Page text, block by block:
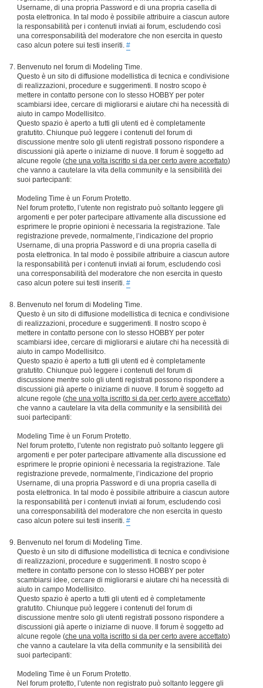
Username, di una propria Password e di una propria casella di
posta elettronica. In tal modo è possibile attribuire a ciascun autore
la responsabilità per i contenuti inviati ai forum, escludendo così
una corresponsabilità del moderatore che non esercita in questo
caso alcun potere sui testi inseriti. #
Benvenuto nel forum di Modeling Time.
Questo è un sito di diffusione modellistica di tecnica e condivisione
di realizzazioni, procedure e suggerimenti. Il nostro scopo è
mettere in contatto persone con lo stesso HOBBY per poter
scambiarsi idee, cercare di migliorarsi e aiutare chi ha necessità di
aiuto in campo Modellisitco.
Questo spazio è aperto a tutti gli utenti ed è completamente
gratutito. Chiunque può leggere i contenuti del forum di
discussione mentre solo gli utenti registrati possono rispondere a
discussioni già aperte o iniziarne di nuove. Il forum è soggetto ad
alcune regole (che una volta iscritto si da per certo avere accettato)
che vanno a cautelare la vita della community e la sensibilità dei
suoi partecipanti:
Modeling Time è un Forum Protetto.
Nel forum protetto, l’utente non registrato può soltanto leggere gli
argomenti e per poter partecipare attivamente alla discussione ed
esprimere le proprie opinioni è necessaria la registrazione. Tale
registrazione prevede, normalmente, l’indicazione del proprio
Username, di una propria Password e di una propria casella di
posta elettronica. In tal modo è possibile attribuire a ciascun autore
la responsabilità per i contenuti inviati ai forum, escludendo così
una corresponsabilità del moderatore che non esercita in questo
caso alcun potere sui testi inseriti. #
Benvenuto nel forum di Modeling Time.
Questo è un sito di diffusione modellistica di tecnica e condivisione
di realizzazioni, procedure e suggerimenti. Il nostro scopo è
mettere in contatto persone con lo stesso HOBBY per poter
scambiarsi idee, cercare di migliorarsi e aiutare chi ha necessità di
aiuto in campo Modellisitco.
Questo spazio è aperto a tutti gli utenti ed è completamente
gratutito. Chiunque può leggere i contenuti del forum di
discussione mentre solo gli utenti registrati possono rispondere a
discussioni già aperte o iniziarne di nuove. Il forum è soggetto ad
alcune regole (che una volta iscritto si da per certo avere accettato)
che vanno a cautelare la vita della community e la sensibilità dei
suoi partecipanti:
Modeling Time è un Forum Protetto.
Nel forum protetto, l’utente non registrato può soltanto leggere gli
argomenti e per poter partecipare attivamente alla discussione ed
esprimere le proprie opinioni è necessaria la registrazione. Tale
registrazione prevede, normalmente, l’indicazione del proprio
Username, di una propria Password e di una propria casella di
posta elettronica. In tal modo è possibile attribuire a ciascun autore
la responsabilità per i contenuti inviati ai forum, escludendo così
una corresponsabilità del moderatore che non esercita in questo
caso alcun potere sui testi inseriti. #
Benvenuto nel forum di Modeling Time.
Questo è un sito di diffusione modellistica di tecnica e condivisione
di realizzazioni, procedure e suggerimenti. Il nostro scopo è
mettere in contatto persone con lo stesso HOBBY per poter
scambiarsi idee, cercare di migliorarsi e aiutare chi ha necessità di
aiuto in campo Modellisitco.
Questo spazio è aperto a tutti gli utenti ed è completamente
gratutito. Chiunque può leggere i contenuti del forum di
discussione mentre solo gli utenti registrati possono rispondere a
discussioni già aperte o iniziarne di nuove. Il forum è soggetto ad
alcune regole (che una volta iscritto si da per certo avere accettato)
che vanno a cautelare la vita della community e la sensibilità dei
suoi partecipanti:
Modeling Time è un Forum Protetto.
Nel forum protetto, l’utente non registrato può soltanto leggere gli